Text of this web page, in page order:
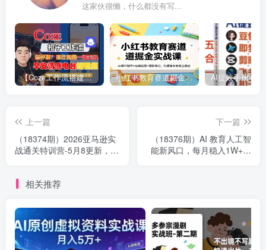
这家伙很懒，什么都没有写...
【Coze工作流搭建实操教程】【coze】早安情感电台日签视频还在手动做？用扣子工作流自动生成，省时90% 小红书教育赛道掘金实战课：AI课件制作+店铺运营+爆款笔记，打通知识变现全路径
上一篇
（18374期）2026亚马逊实
战通关特训营-5月8更新，多
下一篇
（18376期）AI 教育人工智
能新风口，每月稳入1W+，
相关推荐